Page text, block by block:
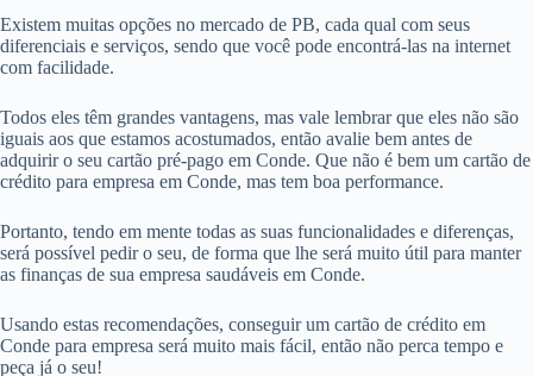
Existem muitas opções no mercado de PB, cada qual com seus
diferenciais e serviços, sendo que você pode encontrá-las na internet
com facilidade.
Todos eles têm grandes vantagens, mas vale lembrar que eles não são
iguais aos que estamos acostumados, então avalie bem antes de
adquirir o seu cartão pré-pago em Conde. Que não é bem um cartão de
crédito para empresa em Conde, mas tem boa performance.
Portanto, tendo em mente todas as suas funcionalidades e diferenças,
será possível pedir o seu, de forma que lhe será muito útil para manter
as finanças de sua empresa saudáveis em Conde.
Usando estas recomendações, conseguir um cartão de crédito em
Conde para empresa será muito mais fácil, então não perca tempo e
peça já o seu!